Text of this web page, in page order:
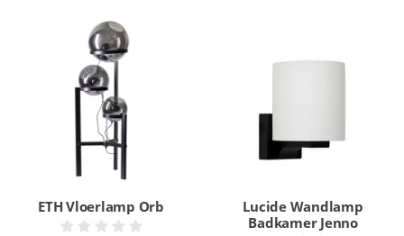
ETH Vloerlamp Orb
Lucide Wandlamp
Badkamer Jenno